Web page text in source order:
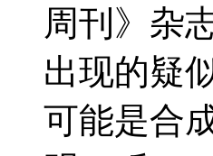
周刊》杂
出现的疑
可能是合